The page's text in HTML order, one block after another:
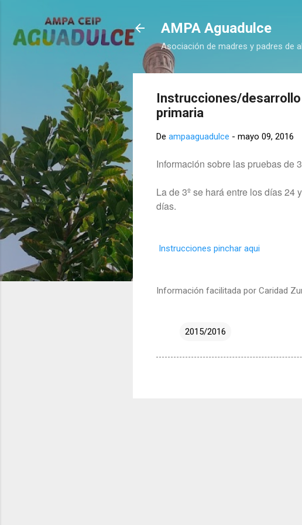
AMPA Aguadulce
Asociación de madres y padres de
Instrucciones/desarrollo
primaria
De ampaaguadulce - mayo 09, 2016
Información sobre las pruebas de
La de 3º se hará entre los días 24
días.
Instrucciones pinchar aqui
Información facilitada por Caridad
2015/2016